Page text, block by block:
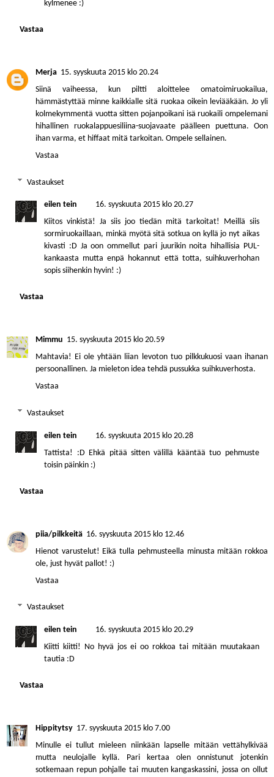
kylmenee :)
Vastaa
Merja 15. syyskuuta 2015 klo 20.24
Siinä vaiheessa, kun piltti aloittelee omatoimiruokailua,
hämmästyttää minne kaikkialle sitä ruokaa oikein leviääkään. Jo yli
kolmekymmentä vuotta sitten pojanpoikani isä ruokaili ompelemani
hihallinen ruokalappuesiliina-suojavaate päälleen puettuna. Oon
ihan varma, et hiffaat mitä tarkoitan. Ompele sellainen.
Vastaa
Vastaukset
eilen tein
16. syyskuuta 2015 klo 20.27
Kiitos vinkistä! Ja siis joo tiedän mitä tarkoitat! Meillä siis
sormiruokaillaan, minkä myötä sitä sotkua on kyllä jo nyt aikas
kivasti :D Ja oon ommellut pari juurikin noita hihallisia PUL-
kankaasta mutta enpä hokannut että totta, suihkuverhohan
sopis siihenkin hyvin! :)
Vastaa
Mimmu 15. syyskuuta 2015 klo 20.59
Mahtavia! Ei ole yhtään liian levoton tuo pilkkukuosi vaan ihanan
persoonallinen. Ja mieleton idea tehdä pussukka suihkuverhosta.
Vastaa
Vastaukset
eilen tein
16. syyskuuta 2015 klo 20.28
Tattista! :D Ehkä pitää sitten välillä kääntää tuo pehmuste
toisin päinkin :)
Vastaa
piia/pilkkeitä 16. syyskuuta 2015 klo 12.46
Hienot varustelut! Eikä tulla pehmusteella minusta mitään rokkoa
ole, just hyvät pallot! :)
Vastaa
Vastaukset
eilen tein
16. syyskuuta 2015 klo 20.29
Kiitti kiitti! No hyvä jos ei oo rokkoa tai mitään muutakaan
tautia :D
Vastaa
Hippitytsy 17. syyskuuta 2015 klo 7.00
Minulle ei tullut mieleen niinkään lapselle mitään vettähylkivää
mutta neulojalle kyllä. Pari kertaa olen onnistunut jotenkin
sotkemaan repun pohjalle tai muuten kangaskassini, jossa on ollut